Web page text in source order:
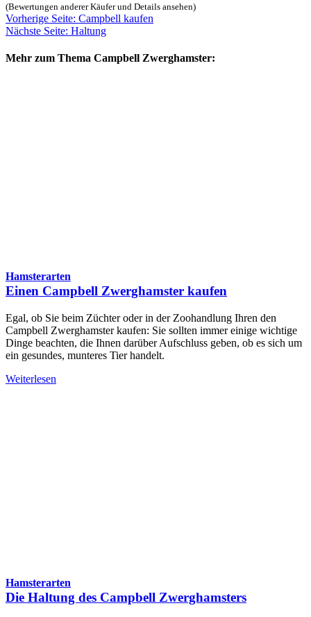
(Bewertungen anderer Käufer und Details ansehen)
Vorherige Seite: Campbell kaufen
Nächste Seite: Haltung
Mehr zum Thema Campbell Zwerghamster:
Hamsterarten
Einen Campbell Zwerghamster kaufen
Egal, ob Sie beim Züchter oder in der Zoohandlung Ihren den
Campbell Zwerghamster kaufen: Sie sollten immer einige wichtige
Dinge beachten, die Ihnen darüber Aufschluss geben, ob es sich um
ein gesundes, munteres Tier handelt.
Weiterlesen
Hamsterarten
Die Haltung des Campbell Zwerghamsters